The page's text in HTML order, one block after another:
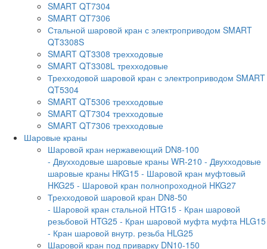
SMART QT7304
SMART QT7306
Стальной шаровой кран с электроприводом SMART
QT3308S
SMART QT3308 трехходовые
SMART QT3308L трехходовые
Трехходовой шаровой кран с электроприводом SMART
QT5304
SMART QT5306 трехходовые
SMART QT7304 трехходовые
SMART QT7306 трехходовые
Шаровые краны
Шаровой кран нержавеющий DN8-100
- Двухходовые шаровые краны WR-210 - Двухходовые
шаровые краны HKG15 - Шаровой кран муфтовый
HKG25 - Шаровой кран полнопроходной HKG27
Трехходовой шаровой кран DN8-50
- Шаровой кран стальной HTG15 - Кран шаровой
резьбовой HTG25 - Кран шаровой муфта муфта HLG15
- Кран шаровой внутр. резьба HLG25
Шаровой кран под приварку DN10-150